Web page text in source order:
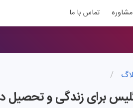
مشاوره تماس با ما
/
برای زندگی و تحصیل در